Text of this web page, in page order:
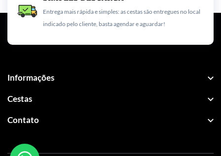
Entrega mais rápida e simples: as cestas são entregues no local
indicado pelo cliente, basta agendar e aguardar!
Informações
Cestas
Contato